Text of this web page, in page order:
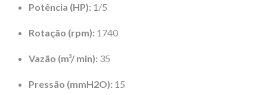
Potência (HP): 1/5
Rotação (rpm): 1740
Vazão (m³/ min): 35
Pressão (mmH2O): 15